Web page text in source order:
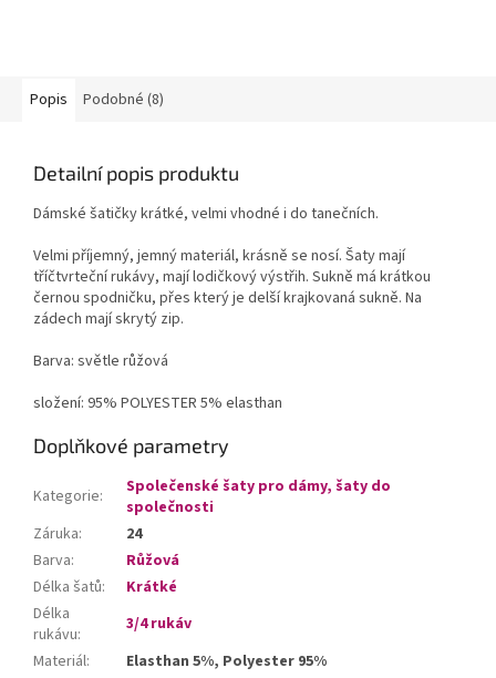
Popis Podobné (8)
Detailní popis produktu
Dámské šatičky krátké, velmi vhodné i do tanečních.
Velmi příjemný, jemný materiál, krásně se nosí. Šaty mají
tříčtvrteční rukávy, mají lodičkový výstřih. Sukně má krátkou
černou spodničku, přes který je delší krajkovaná sukně. Na
zádech mají skrytý zip.
Barva: světle růžová
složení: 95% POLYESTER 5% elasthan
Doplňkové parametry
Kategorie:
Společenské šaty pro dámy, šaty do
společnosti
Záruka:
24
Barva:
Růžová
Délka šatů:
Krátké
Délka
rukávu:
3/4 rukáv
Materiál: Elasthan 5%, Polyester 95%